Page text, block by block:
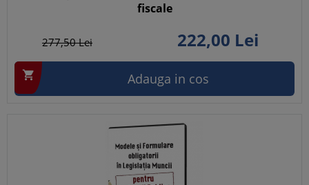
fiscale
277,50Lei 222,00 Lei
 Adauga in cos